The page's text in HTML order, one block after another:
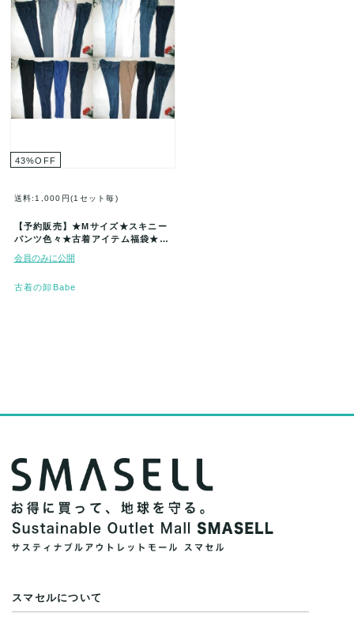
43%OFF
送料:1,000円(1セット毎)
【予約販売】★Mサイズ★スキニー
パンツ色々★古着アイテム福袋★40
ー…
会員のみに公開
古着の卸Babe
スマセルについて